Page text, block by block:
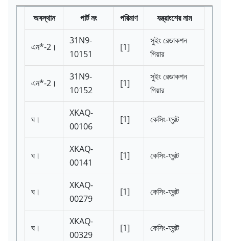
অবস্থান পার্ট নং পরিমাণ যন্ত্রাংশের নাম
এন*-2।
31N9-
10151
[1]
সুইং রেডাকশন
গিয়ার
এন*-2।
31N9-
10152
[1]
সুইং রেডাকশন
গিয়ার
ঘ।
XKAQ-
00106
[1] কেসিং-ফ্রন্ট
ঘ।
XKAQ-
00141
[1] কেসিং-ফ্রন্ট
ঘ।
XKAQ-
00279
[1] কেসিং-ফ্রন্ট
ঘ।
XKAQ-
00329
[1] কেসিং-ফ্রন্ট